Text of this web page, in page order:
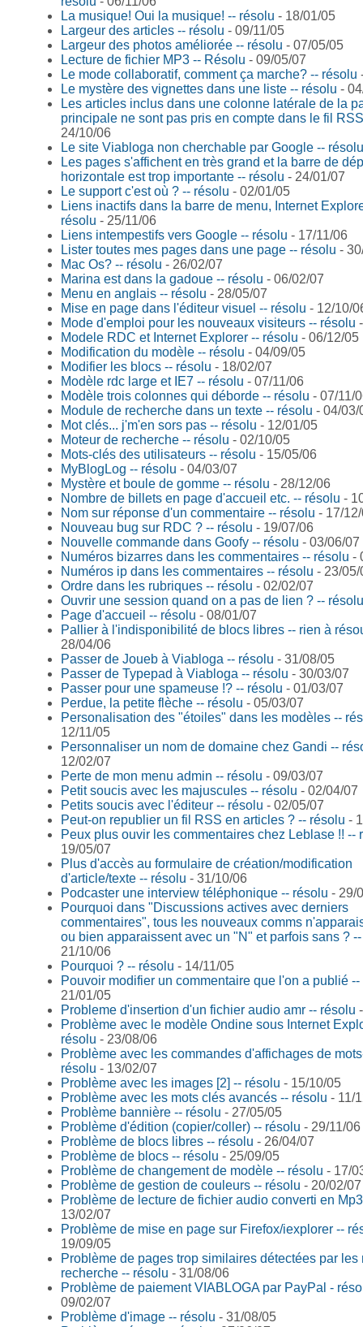
La musique! Oui la musique! -- résolu - 18/01/05
Largeur des articles -- résolu - 09/11/05
Largeur des photos améliorée -- résolu - 07/05/05
Lecture de fichier MP3 -- Résolu - 09/05/07
Le mode collaboratif, comment ça marche? -- résolu
Le mystère des vignettes dans une liste -- résolu -
Les articles inclus dans une colonne latérale de la
principale ne sont pas pris en compte dans le fil
24/10/06
Le site Viabloga non cherchable par Google -- résolu
Les pages s'affichent en très grand et la barre de
horizontale est trop importante -- résolu - 24/01/07
Le support c'est où ? -- résolu - 02/01/05
Liens inactifs dans la barre de menu, Internet
résolu - 25/11/06
Liens intempestifs vers Google -- résolu - 17/11/06
Lister toutes mes pages dans une page -- résolu -
Mac Os? -- résolu - 26/02/07
Marina est dans la gadoue -- résolu - 06/02/07
Menu en anglais -- résolu - 28/05/07
Mise en page dans l'éditeur visuel -- résolu - 12/10/
Mode d'emploi pour les nouveaux visiteurs -- résolu
Modele RDC et Internet Explorer -- résolu - 06/12/05
Modification du modèle -- résolu - 04/09/05
Modifier les blocs -- résolu - 18/02/07
Modèle rdc large et IE7 -- résolu - 07/11/06
Modèle trois colonnes qui déborde -- résolu - 07/11/
Module de recherche dans un texte -- résolu - 04/03/
Mot clés... j'm'en sors pas -- résolu - 12/01/05
Moteur de recherche -- résolu - 02/10/05
Mots-clés des utilisateurs -- résolu - 15/05/06
MyBlogLog -- résolu - 04/03/07
Mystère et boule de gomme -- résolu - 28/12/06
Nombre de billets en page d'accueil etc. -- résolu -
Nom sur réponse d'un commentaire -- résolu - 17/
Nouveau bug sur RDC ? -- résolu - 19/07/06
Nouvelle commande dans Goofy -- résolu - 03/06/07
Numéros bizarres dans les commentaires -- résolu -
Numéros ip dans les commentaires -- résolu - 23/05/
Ordre dans les rubriques -- résolu - 02/02/07
Ouvrir une session quand on a pas de lien ? -- résolu
Page d'accueil -- résolu - 08/01/07
Pallier à l'indisponibilité de blocs libres -- rien à
28/04/06
Passer de Joueb à Viabloga -- résolu - 31/08/05
Passer de Typepad à Viabloga -- résolu - 30/03/07
Passer pour une spameuse !? -- résolu - 01/03/07
Perdue, la petite flèche -- résolu - 05/03/07
Personalisation des "étoiles" dans les modèles --
12/11/05
Personnaliser un nom de domaine chez Gandi --
12/02/07
Perte de mon menu admin -- résolu - 09/03/07
Petit soucis avec les majuscules -- résolu - 02/04/07
Petits soucis avec l'éditeur -- résolu - 02/05/07
Peut-on republier un fil RSS en articles ? -- résolu -
Peux plus ouvir les commentaires chez Leblase !! --
19/05/07
Plus d'accès au formulaire de création/modification
d'article/texte -- résolu - 31/10/06
Podcaster une interview téléphonique -- résolu - 29/
Pourquoi dans "Discussions actives avec derniers
commentaires", tous les nouveaux comms
ou bien apparaissent avec un "N" et parfois sans ?
21/10/06
Pourquoi ? -- résolu - 14/11/05
Pouvoir modifier un commentaire que l'on a publié --
21/01/05
Probleme d'insertion d'un fichier audio amr -- résolu
Problème avec le modèle Ondine sous Internet
résolu - 23/08/06
Problème avec les commandes d'affichages de
résolu - 13/02/07
Problème avec les images [2] -- résolu - 15/10/05
Problème avec les mots clés avancés -- résolu - 11/
Problème bannière -- résolu - 27/05/05
Problème d'édition (copier/coller) -- résolu - 29/11/06
Problème de blocs libres -- résolu - 26/04/07
Problème de blocs -- résolu - 25/09/05
Problème de changement de modèle -- résolu - 17/
Problème de gestion de couleurs -- résolu - 20/02/07
Problème de lecture de fichier audio converti en
13/02/07
Problème de mise en page sur Firefox/iexplorer --
19/09/05
Problème de pages trop similaires détectées par les
recherche -- résolu - 31/08/06
Problème de paiement VIABLOGA par PayPal -
09/02/07
Problème d'image -- résolu - 31/08/05